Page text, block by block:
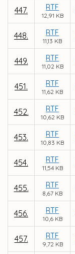
447. RTF
12,91 KB
448. RTF
11,13 KB
449. RTF
11,02 KB
451. RTF
11,62 KB
452. RTF
10,62 KB
453. RTF
10,83 KB
454. RTF
11,54 KB
455. RTF
8,67 KB
456. RTF
10,6 KB
457. RTF
9,72 KB